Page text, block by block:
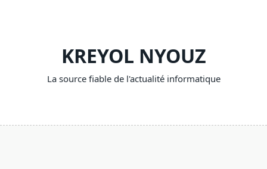
KREYOL NYOUZ
La source fiable de l'actualité informatique